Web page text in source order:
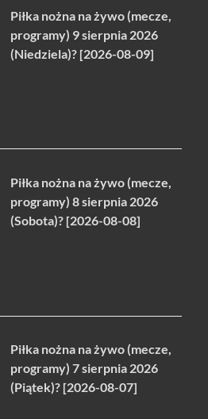
Piłka nożna na żywo (mecze,
programy) 9 sierpnia 2026
(Niedziela)? [2026-08-09]
Piłka nożna na żywo (mecze,
programy) 8 sierpnia 2026
(Sobota)? [2026-08-08]
Piłka nożna na żywo (mecze,
programy) 7 sierpnia 2026
(Piątek)? [2026-08-07]